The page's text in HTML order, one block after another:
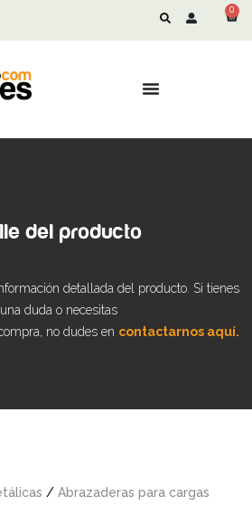
0
del producto
detallada del producto. Si tienes
duda o necesitas
no dudes en contactarnos aquí.
/ Abrazaderas para cargas